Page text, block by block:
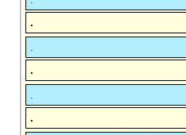
.
.
.